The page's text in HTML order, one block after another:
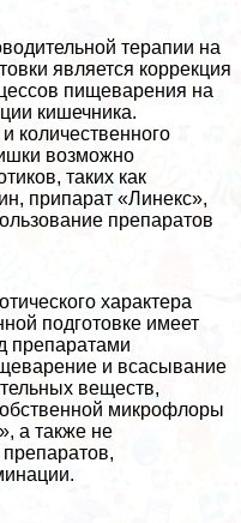
терапии на
является коррекция
пищеварения на
кишечника.
количественного
возможно
таких как
припарат «Линекс»,
препаратов
хаpaктера
подготовке имеет
препаратами
и всасывание
веществ,
микрофлоры
а также не